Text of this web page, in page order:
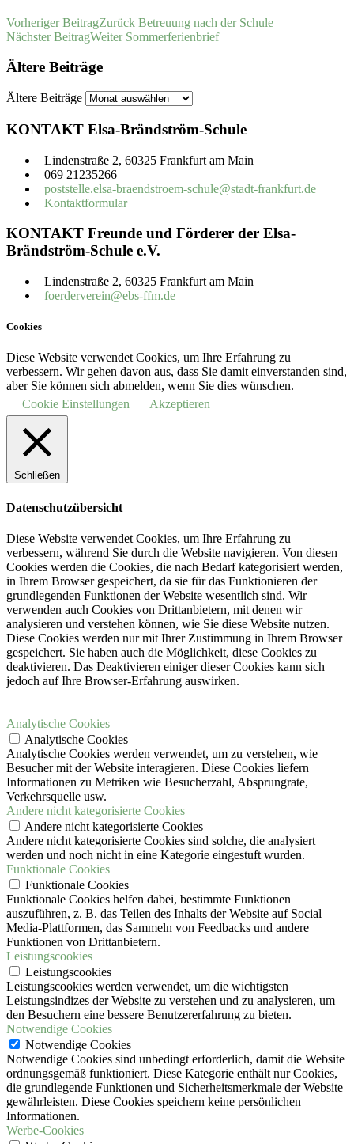
Vorheriger BeitragZurück Betreuung nach der Schule
Nächster BeitragWeiter Sommerferienbrief
Ältere Beiträge
Ältere Beiträge
KONTAKT Elsa-Brändström-Schule
Lindenstraße 2, 60325 Frankfurt am Main
069 21235266
poststelle.elsa-braendstroem-schule@stadt-frankfurt.de
Kontaktformular
KONTAKT Freunde und Förderer der Elsa-
Brändström-Schule e.V.
Lindenstraße 2, 60325 Frankfurt am Main
foerderverein@ebs-ffm.de
Cookies
Diese Website verwendet Cookies, um Ihre Erfahrung zu
verbessern. Wir gehen davon aus, dass Sie damit einverstanden sind,
aber Sie können sich abmelden, wenn Sie dies wünschen.
Cookie Einstellungen
Akzeptieren
Schließen
Datenschutzübersicht
Diese Website verwendet Cookies, um Ihre Erfahrung zu
verbessern, während Sie durch die Website navigieren. Von diesen
Cookies werden die Cookies, die nach Bedarf kategorisiert werden,
in Ihrem Browser gespeichert, da sie für das Funktionieren der
grundlegenden Funktionen der Website wesentlich sind. Wir
verwenden auch Cookies von Drittanbietern, mit denen wir
analysieren und verstehen können, wie Sie diese Website nutzen.
Diese Cookies werden nur mit Ihrer Zustimmung in Ihrem Browser
gespeichert. Sie haben auch die Möglichkeit, diese Cookies zu
deaktivieren. Das Deaktivieren einiger dieser Cookies kann sich
jedoch auf Ihre Browser-Erfahrung auswirken.
Analytische Cookies
Analytische Cookies
Analytische Cookies werden verwendet, um zu verstehen, wie
Besucher mit der Website interagieren. Diese Cookies liefern
Informationen zu Metriken wie Besucherzahl, Absprungrate,
Verkehrsquelle usw.
Andere nicht kategorisierte Cookies
Andere nicht kategorisierte Cookies
Andere nicht kategorisierte Cookies sind solche, die analysiert
werden und noch nicht in eine Kategorie eingestuft wurden.
Funktionale Cookies
Funktionale Cookies
Funktionale Cookies helfen dabei, bestimmte Funktionen
auszuführen, z. B. das Teilen des Inhalts der Website auf Social
Media-Plattformen, das Sammeln von Feedbacks und andere
Funktionen von Drittanbietern.
Leistungscookies
Leistungscookies
Leistungscookies werden verwendet, um die wichtigsten
Leistungsindizes der Website zu verstehen und zu analysieren, um
den Besuchern eine bessere Benutzererfahrung zu bieten.
Notwendige Cookies
Notwendige Cookies
Notwendige Cookies sind unbedingt erforderlich, damit die Website
ordnungsgemäß funktioniert. Diese Kategorie enthält nur Cookies,
die grundlegende Funktionen und Sicherheitsmerkmale der Website
gewährleisten. Diese Cookies speichern keine persönlichen
Informationen.
Werbe-Cookies